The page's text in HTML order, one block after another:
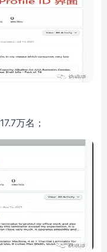
17.7万名；